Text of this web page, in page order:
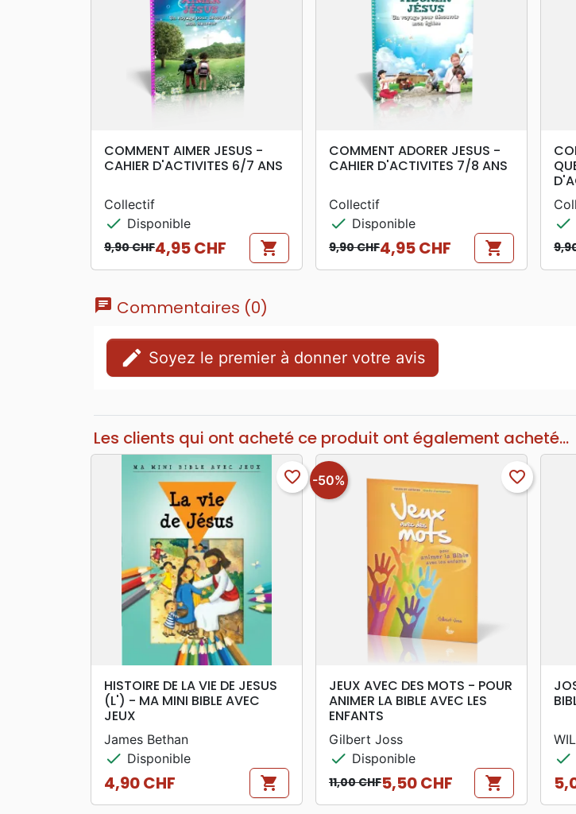
searchAPERÇU RAPIDE
COMMENT AIMER JESUS -
CAHIER D'ACTIVITES 6/7 ANS
Collectif
check Disponible
Prix de base
9,90 CHF
Prix 4,95 CHF shopping_cart
searchAPERÇU RAPIDE
COMMENT ADORER JESUS -
CAHIER D'ACTIVITES 7/8 ANS
Collectif
check Disponible
Prix de base
9,90 CHF
Prix 4,95 CHF shopping_cart
check
Prix
chat Commentaires (0)
edit Soyez le premier à donner votre avis
Les clients qui ont acheté ce produit ont également acheté...
searchAPERÇU RAPIDE
favorite_border
HISTOIRE DE LA VIE DE JESUS
(L') - MA MINI BIBLE AVEC
JEUX
James Bethan
check Disponible
Prix
4,90 CHF shopping_cart
search APERÇU RAPIDE
-50% favorite_border
JEUX AVEC DES MOTS - POUR
ANIMER LA BIBLE AVEC LES
ENFANTS
Gilbert Joss
check Disponible
Prix de base
11,00 CHF
Prix 5,50 CHF shopping_cart
check
Prix